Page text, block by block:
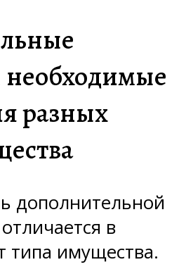
разных
дополнительной
в
типа имущества.